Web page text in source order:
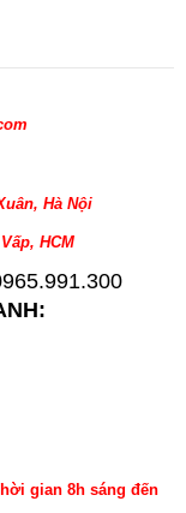
Hà Nội
HCM
gian 8h sáng đến